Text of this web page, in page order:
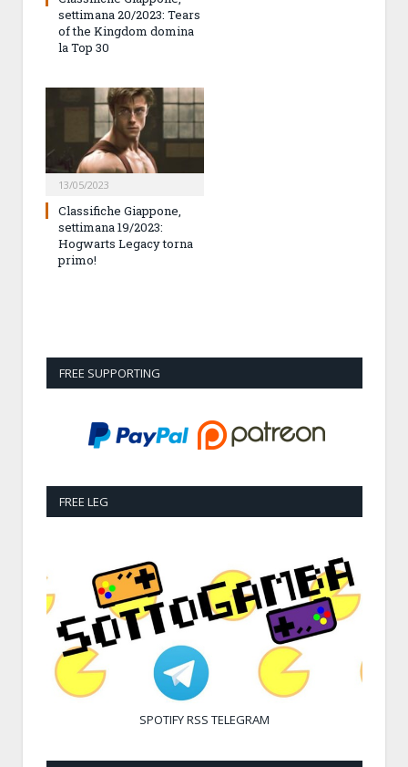
settimana 20/2023: Tears
of the Kingdom domina
la Top 30
13/05/2023
Classifiche Giappone,
settimana 19/2023:
Hogwarts Legacy torna
primo!
FREE SUPPORTING
FREE LEG
SPOTIFYRSS TELEGRAM